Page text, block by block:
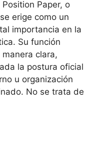
Paper, o
erige como un
importancia en la
Su función
clara,
la postura oficial
u organización
No se trata de